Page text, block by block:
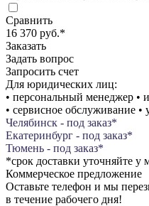
Сравнить
16 370 руб.*
Заказать
Задать вопрос
Запросить счет
Для юридических лиц:
• персональный менеджер •
• сервисное обслуживание •
Челябинск - под заказ*
Екатеринбург - под заказ*
Тюмень - под заказ*
*срок доставки уточняйте у
Коммерческое предложение
Оставьте телефон и мы
в течение рабочего дня!